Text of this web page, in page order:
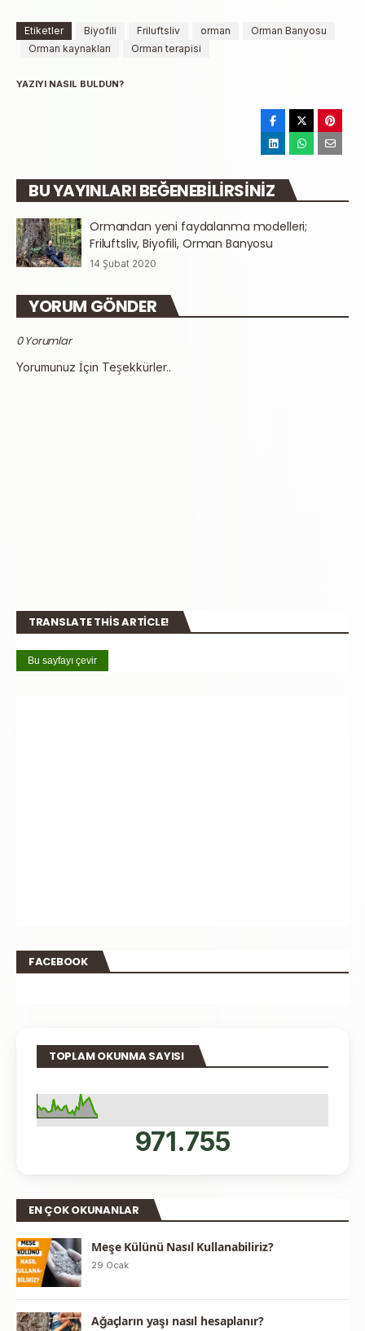
Etiketler Biyofili Friluftsliv orman
Orman Banyosu
Orman kaynakları
Orman terapisi
YAZIYI NASIL BULDUN?
BU YAYINLARI BEĞENEBILIRSINIZ
Ormandan yeni faydalanma modelleri;
Friluftsliv, Biyofili, Orman Banyosu
14 Şubat 2020
YORUM GÖNDER
0 Yorumlar
Yorumunuz İçin Teşekkürler..
TRANSLATE THIS ARTICLE!
Bu sayfayı çevir
FACEBOOK
TOPLAM OKUNMA SAYISI
971.755
EN ÇOK OKUNANLAR
Meşe Külünü Nasıl Kullanabiliriz?
29 Ocak
Ağaçların yaşı nasıl hesaplanır?